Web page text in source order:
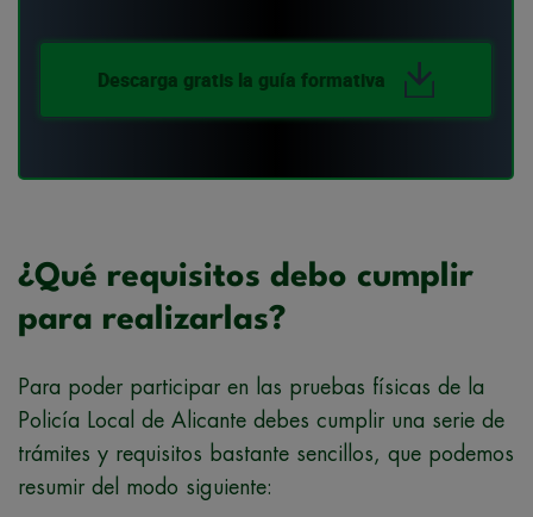
Descarga gratis la guía formativa
¿Qué requisitos debo cumplir
para realizarlas?
Para poder participar en las pruebas físicas de la
Policía Local de Alicante debes cumplir una serie de
trámites y requisitos bastante sencillos, que podemos
resumir del modo siguiente: